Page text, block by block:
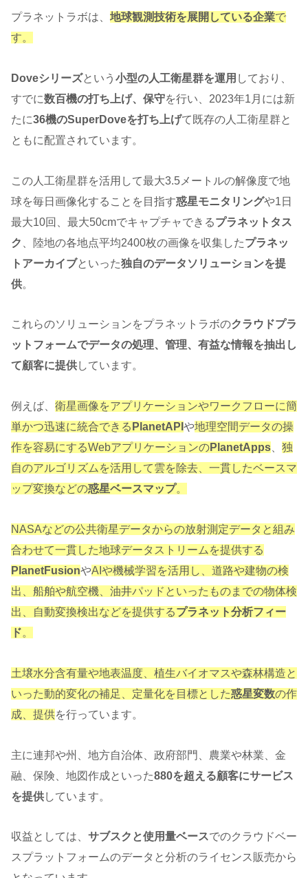
プラネットラボは、 地球観測技術を展開している企業で
す。
Doveシリーズという 小型の人工衛星群を運用 しており、
すでに数百機の打ち上げ、保守を行い、2023年1月には新
たに36機のSuperDoveを打ち上げて既存の人工衛星群と
ともに配置されています。
この人工衛星群を活用して最大3.5メートルの解像度で地
球を毎日画像化することを目指す惑星モニタリングや1日
最大10回、最大50cmでキャプチャできるプラネットタス
ク
、陸地の各地点平均2400枚の画像を収集したプラネッ
トアーカイブといった独自のデータソリューションを提
供。
これらのソリューションをプラネットラボのクラウドプラ
ットフォームでデータの処理、管理、有益な情報を抽出し
て顧客に提供しています。
例えば、 衛星画像をアプリケーションやワークフローに簡
単かつ迅速に統合できる PlanetAPI や地理空間データの操
作を容易にするWebアプリケーションのPlanetApps
独
自のアルゴリズムを活用して雲を除去、一貫したベースマ
ップ変換などの惑星ベースマップ。
NASAなどの公共衛星データからの放射測定データと組み
合わせて一貫した地球データストリームを提供する
PlanetFusionやAIや機械学習を活用し、道路や建物の検
出、船舶や航空機、油井パッドといったものまでの物体検
出、自動変換検出などを提供するプラネット分析フィー
ド。
土壌水分含有量や地表温度、植生バイオマスや森林構造と
いった動的変化の補足、定量化を目標とした惑星変数の作
成、提供を行っています。
主に連邦や州、地方自治体、政府部門、農業や林業、金
融、保険、地図作成といった880を超える顧客にサービス
を提供しています。
収益としては、 サブスクと使用量ベースでのクラウドベー
スプラットフォームのデータと分析のライセンス販売から